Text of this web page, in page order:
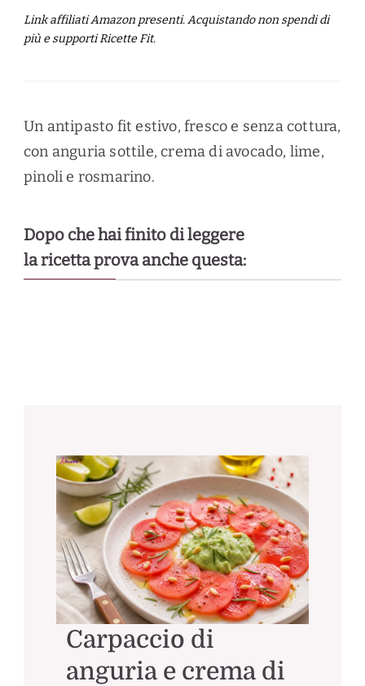
Link affiliati Amazon presenti. Acquistando non spendi di
più e supporti Ricette Fit.
Un antipasto fit estivo, fresco e senza cottura,
con anguria sottile, crema di avocado, lime,
pinoli e rosmarino.
Dopo che hai finito di leggere
la ricetta prova anche questa:
Carpaccio di
anguria e crema di